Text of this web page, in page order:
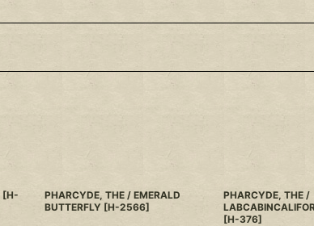
[H-
PHARCYDE, THE / EMERALD
BUTTERFLY [H-2566]
PHARCYDE, THE /
[H-376]